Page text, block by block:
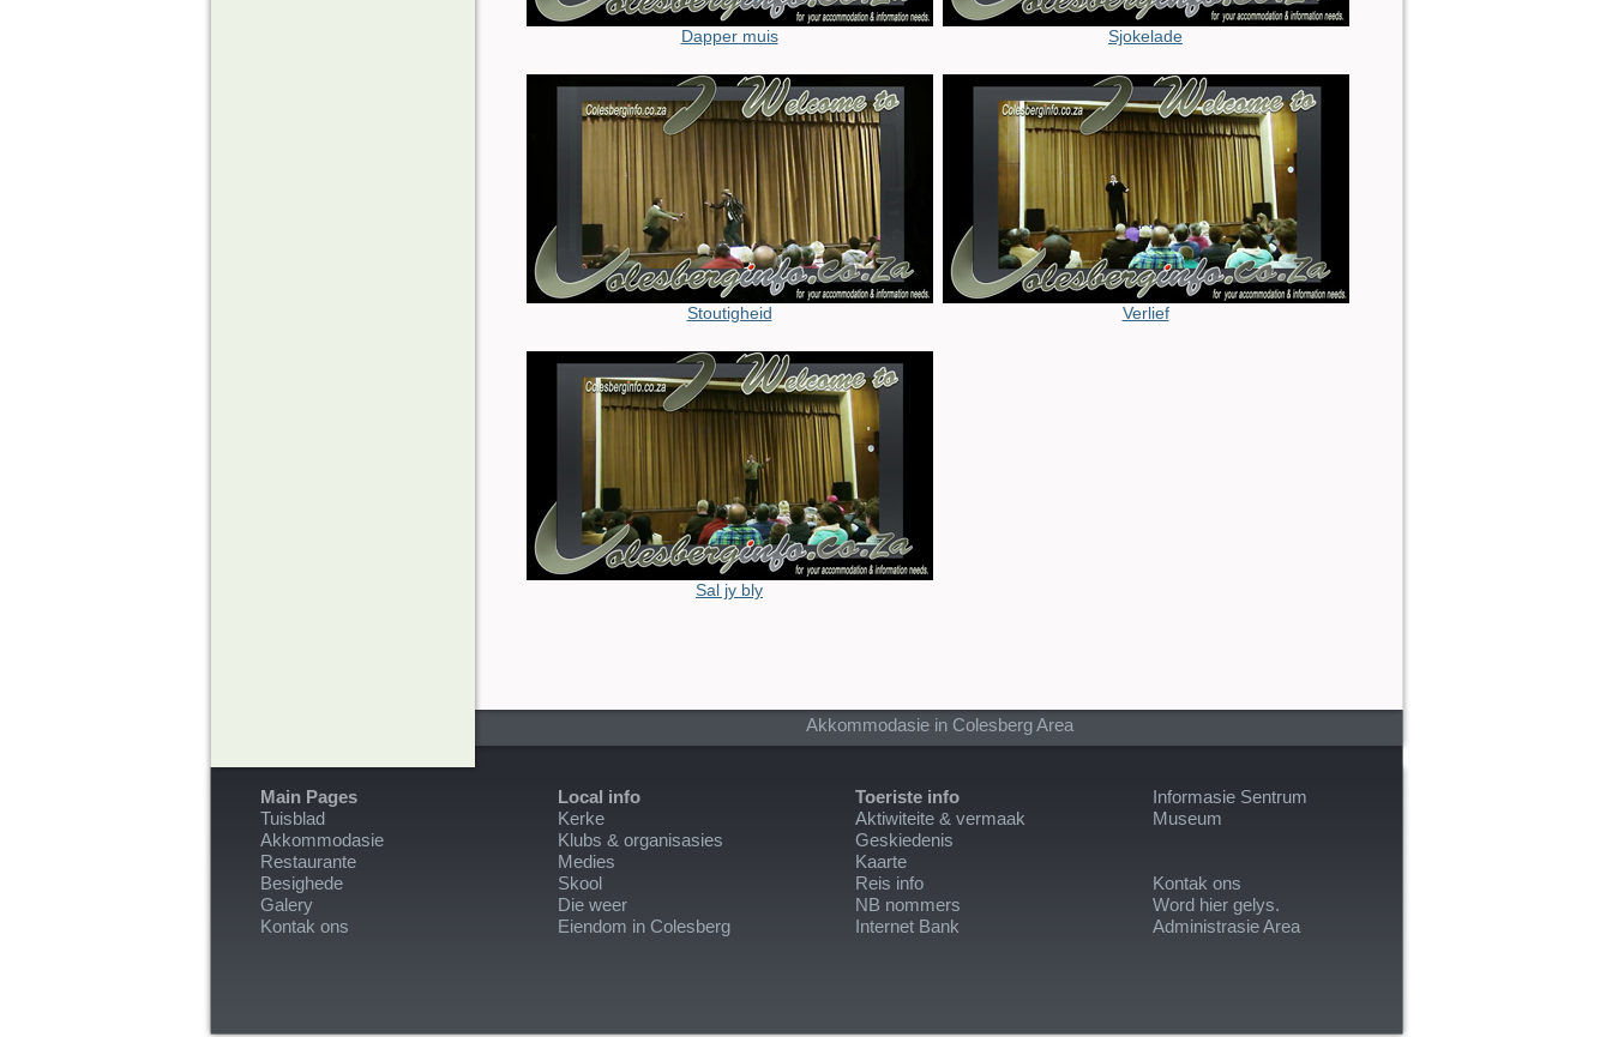
Dapper muis Sjokelade
Stoutigheid Verlief
Sal jy bly
Akkommodasie in Colesberg Area
Main Pages
Tuisblad
Akkommodasie
Restaurante
Besighede
Galery
Kontak ons
Local info
Kerke
Klubs & organisasies
Medies
Skool
Die weer
Eiendom in Colesberg
Toeriste info
Aktiwiteite & vermaak
Geskiedenis
Kaarte
Reis info
NB nommers
Internet Bank
Informasie Sentrum
Museum
Kontak ons
Word hier gelys.
Administrasie Area